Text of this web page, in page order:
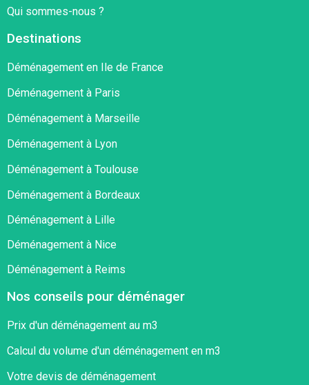
Qui sommes-nous ?
Destinations
Déménagement en Ile de France
Déménagement à Paris
Déménagement à Marseille
Déménagement à Lyon
Déménagement à Toulouse
Déménagement à Bordeaux
Déménagement à Lille
Déménagement à Nice
Déménagement à Reims
Nos conseils pour déménager
Prix d'un déménagement au m3
Calcul du volume d'un déménagement en m3
Votre devis de déménagement